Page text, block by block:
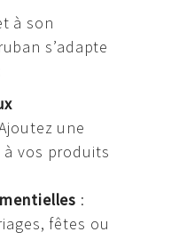
à son
s’adapte
une
vos produits
:
fêtes ou